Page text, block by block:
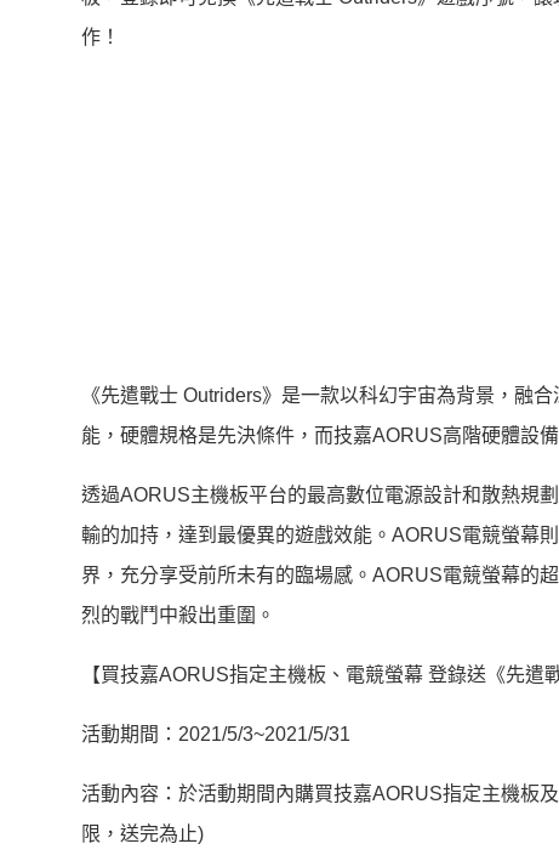
作！
《先遣戰士 Outriders》是一款以科幻宇宙為背景，融
能，硬體規格是先決條件，而技嘉AORUS高階硬體設
透過AORUS主機板平台的最高數位電源設計和散熱規
輸的加持，達到最優異的遊戲效能。AORUS電競螢幕
界，充分享受前所未有的臨場感。AORUS電競螢幕的
烈的戰鬥中殺出重圍。
【買技嘉AORUS指定主機板、電競螢幕 登錄送《先遣
活動期間：2021/5/3~2021/5/31
活動內容：於活動期間內購買技嘉AORUS指定主機板
限，送完為止)